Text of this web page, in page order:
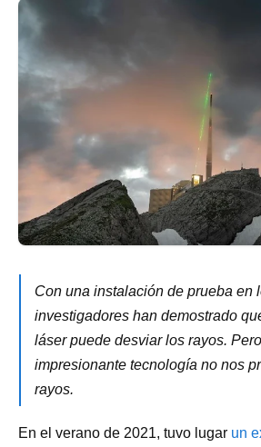
Con una instalación de prueba en
investigadores han demostrado
láser puede desviar los rayos.
impresionante tecnología no nos
rayos.
En el verano de 2021, tuvo lugar un